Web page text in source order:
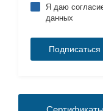
Я даю
данных